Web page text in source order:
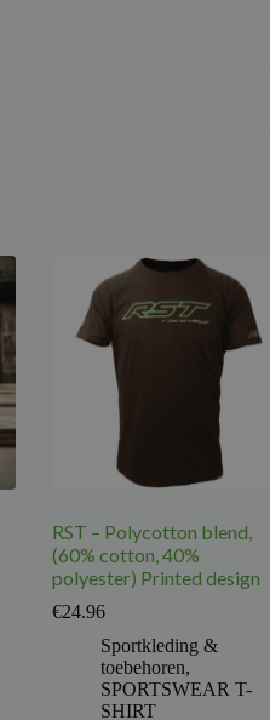
RST – Polycotton blend,
(60% cotton, 40%
polyester) Printed design
€24.96
Sportkleding &
toebehoren,
SPORTSWEAR T-
SHIRT